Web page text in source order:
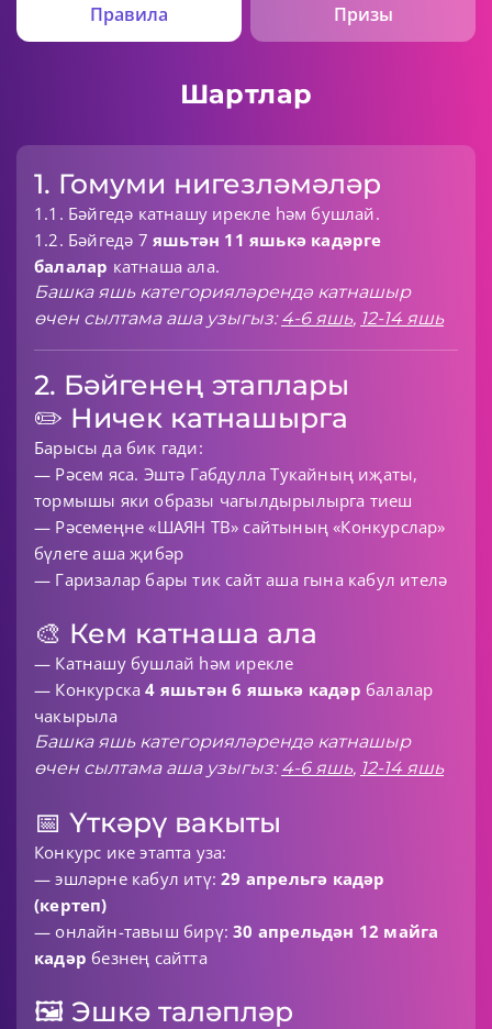
Правила Призы
Шартлар
1. Гомуми нигезләмәләр
1.1. Бәйгедә катнашу ирекле һәм бушлай.
1.2. Бәйгедә 7 яшьтән 11 яшькә кадәрге
балалар катнаша ала.
Башка яшь категорияләрендә катнашыр
өчен сылтама аша узыгыз:4-6 яшь, 12-14 яшь
2. Бәйгенең этаплары
✏️ Ничек катнашырга
Барысы да бик гади:
— Рәсем яса. Эштә Габдулла Тукайның иҗаты,
тормышы яки образы чагылдырылырга тиеш
— Рәсемеңне «ШАЯН ТВ» сайтының «Конкурслар»
бүлеге аша җибәр
— Гаризалар бары тик сайт аша гына кабул ителә
🎨 Кем катнаша ала
— Катнашу бушлай һәм ирекле
— Конкурска4 яшьтән 6 яшькә кадәр балалар
чакырыла
Башка яшь категорияләрендә катнашыр
өчен сылтама аша узыгыз:4-6 яшь, 12-14 яшь
📅 Үткәрү вакыты
Конкурс ике этапта уза:
— эшләрне кабул итү:29 апрельгә кадәр
(кертеп)
— онлайн-тавыш бирү:30 апрельдән 12 майга
кадәр безнең сайтта
🖼 Эшкә таләпләр